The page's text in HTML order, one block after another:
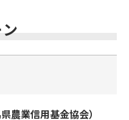
農業信用基金協会）